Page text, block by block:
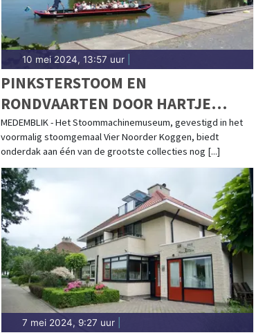
10 mei 2024, 13:57 uur|
PINKSTERSTOOM EN
RONDVAARTEN DOOR HARTJE
MEDEMBLIK EN OMGEVING
MEDEMBLIK - Het Stoommachinemuseum, gevestigd in het
voormalig stoomgemaal Vier Noorder Koggen, biedt
onderdak aan één van de grootste collecties nog [...]
7 mei 2024, 9:27 uur|